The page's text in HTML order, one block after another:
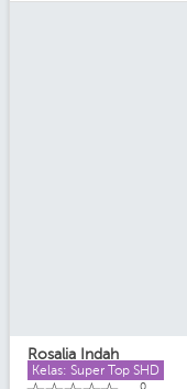
Rosalia Indah
Kelas: Super Top SHD
0